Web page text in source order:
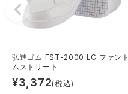
弘進ゴム FST-2000 LC ファント
ムストリート
¥3,372(税込)